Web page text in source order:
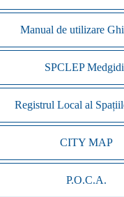
Manual de utilizare
SPCLEP
Registrul Local al
CITY MAP
P.O.C.A.